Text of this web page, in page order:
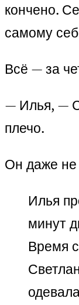
кончено.
самому
Всё — за
— Илья, —
плечо.
Он даже не
Илья
минут
Время